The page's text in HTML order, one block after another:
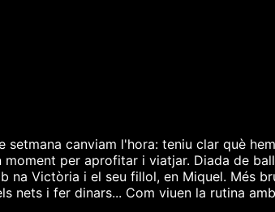
setmana canviam l'hora: teniu clar què
per aprofitar i viatjar. Diada de
na Victòria i el seu fillol, en Miquel. Més
nets i fer dinars... Com viuen la rutina